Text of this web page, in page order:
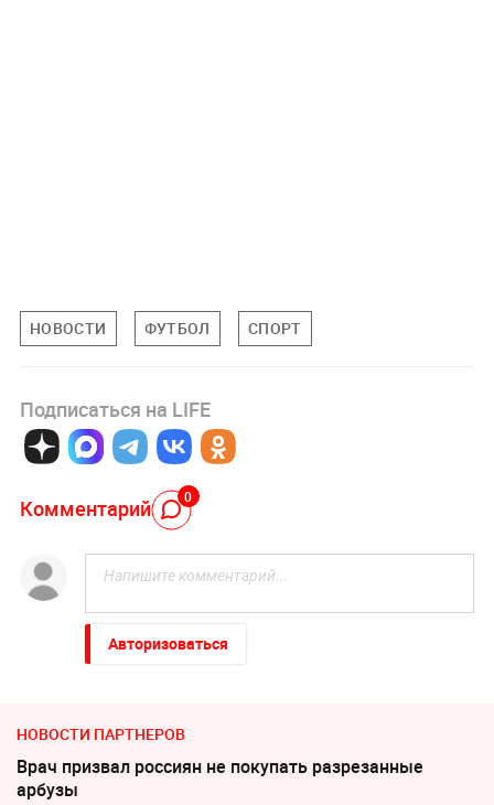
НОВОСТИ ФУТБОЛ СПОРТ
Подписаться на LIFE
Комментарий 0
Авторизоваться
НОВОСТИ ПАРТНЕРОВ
Врач призвал россиян не покупать разрезанные
арбузы